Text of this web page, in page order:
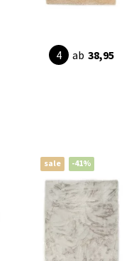
ab 38,95
sale -41%